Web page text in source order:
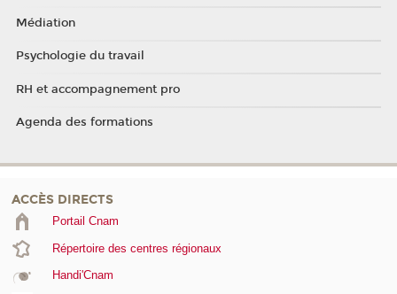
Médiation
Psychologie du travail
RH et accompagnement pro
Agenda des formations
ACCÈS DIRECTS
Portail Cnam
Répertoire des centres régionaux
Handi'Cnam